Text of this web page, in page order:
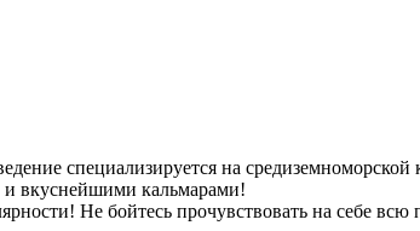
специализируется на средиземноморской
и вкуснейшими кальмарами!
Не бойтесь прочувствовать на себе всю